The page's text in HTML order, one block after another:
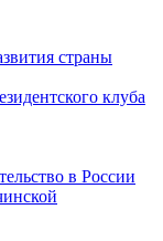
страны
клуба
в России